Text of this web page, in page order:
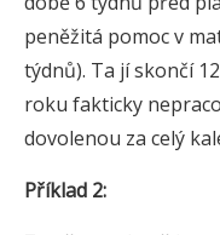
peněžitá pomoc v
týdnů). Ta jí skončí
roku fakticky
dovolenou za celý
Příklad 2: